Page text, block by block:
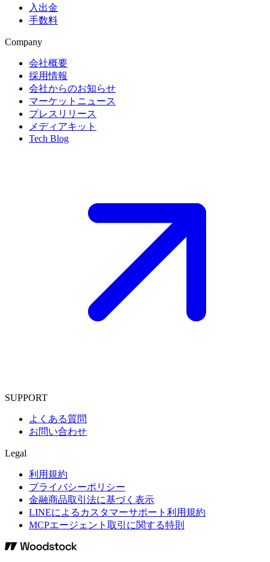
入出金
手数料
Company
会社概要
採用情報
会社からのお知らせ
マーケットニュース
プレスリリース
メディアキット
Tech Blog
SUPPORT
よくある質問
お問い合わせ
Legal
利用規約
プライバシーポリシー
金融商品取引法に基づく表示
LINEによるカスタマーサポート利用規約
MCPエージェント取引に関する特則